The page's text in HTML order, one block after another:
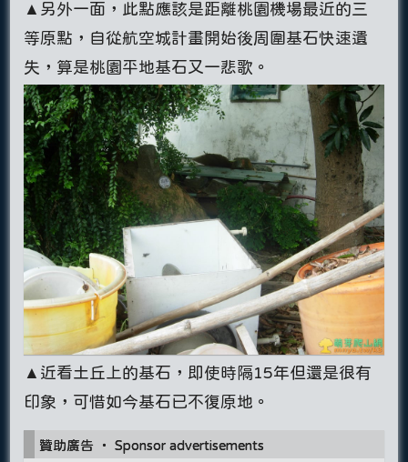
▲另外一面，此點應該是距離桃園機場最近的三
等原點，自從航空城計畫開始後周圍基石快速遺
失，算是桃園平地基石又一悲歌。
▲近看土丘上的基石，即使時隔15年但還是很有
印象，可惜如今基石已不復原地。
贊助廣告 ‧ Sponsor advertisements